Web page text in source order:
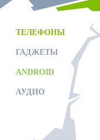
ТЕЛЕФОНЫ
ГАДЖЕТЫ
ANDROID
АУДИО